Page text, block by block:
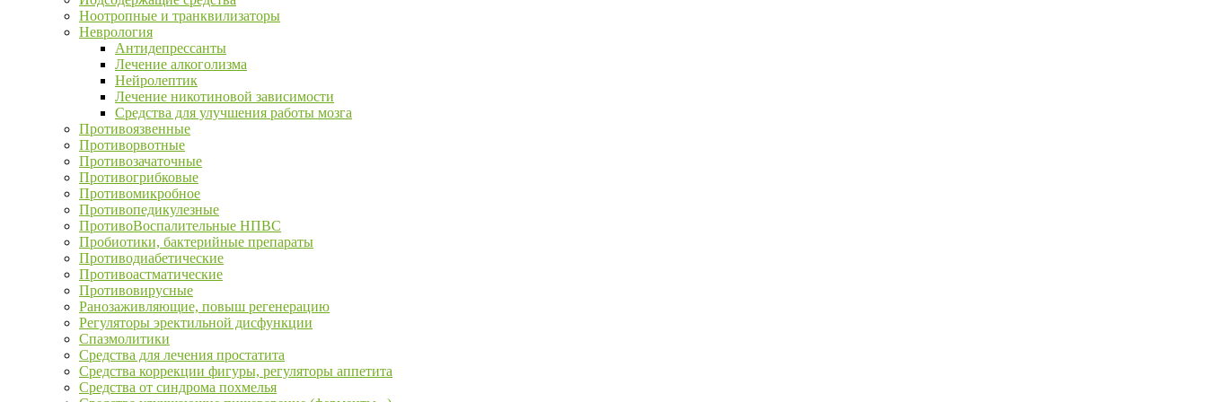
Ноотропные и транквилизаторы
Неврология
Антидепрессанты
Лечение алкоголизма
Нейролептик
Лечение никотиновой зависимости
Средства для улучшения работы мозга
Противоязвенные
Противорвотные
Противозачаточные
Противогрибковые
Противомикробное
Противопедикулезные
ПротивоВоспалительные НПВС
Пробиотики, бактерийные препараты
Противодиабетические
Противоастматические
Противовирусные
Ранозаживляющие, повыш регенерацию
Регуляторы эректильной дисфункции
Спазмолитики
Средства для лечения простатита
Средства коррекции фигуры, регуляторы аппетита
Средства от синдрома похмелья